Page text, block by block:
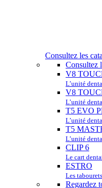
Consultez les
Consultez
V8
L’unité
V8
L’unité
T5 EVO
L’unité
T5
L’unité
CLIP 6
Le cart
ESTRO
Les
Regardez